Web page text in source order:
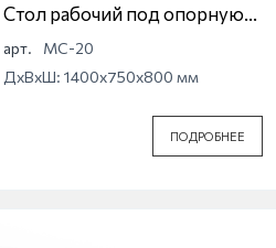
Стол рабочий под опорную
тумбу на П-образной опоре
Магна МС-20
арт.
МС-20
ДхВхШ: 1400x750x800 мм
ПОДРОБНЕЕ